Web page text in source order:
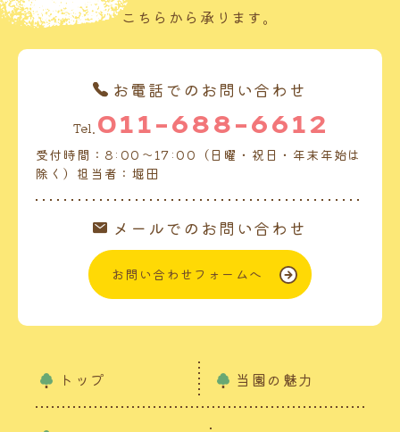
こちらから承ります。
お電話でのお問い合わせ
Tel. 011-688-6612
受付時間：8:00～17:00（日曜・祝日・年末年始は
除く）担当者：堀田
メールでのお問い合わせ
お問い合わせフォームへ
トップ 当園の魅力